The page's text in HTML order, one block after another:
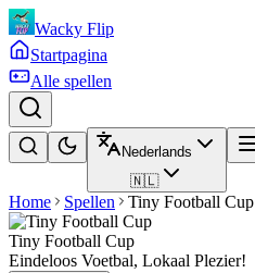
Wacky Flip
Startpagina
Alle spellen
Nederlands
🇳🇱
Home Spellen Tiny Football Cup
Tiny Football Cup
Eindeloos Voetbal, Lokaal Plezier!